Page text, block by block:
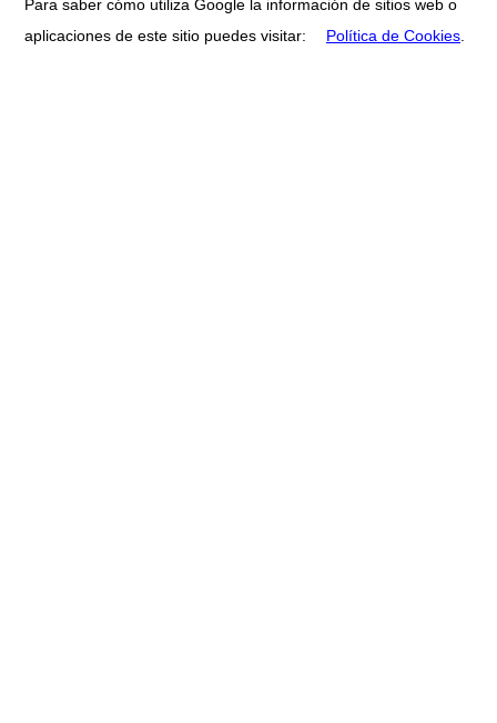
Para saber cómo utiliza Google la información de sitios web o
aplicaciones de este sitio puedes visitar:
Política de Cookies